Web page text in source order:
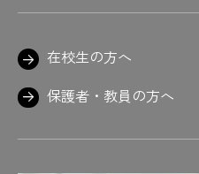
在校生の方へ
保護者・教員の方へ